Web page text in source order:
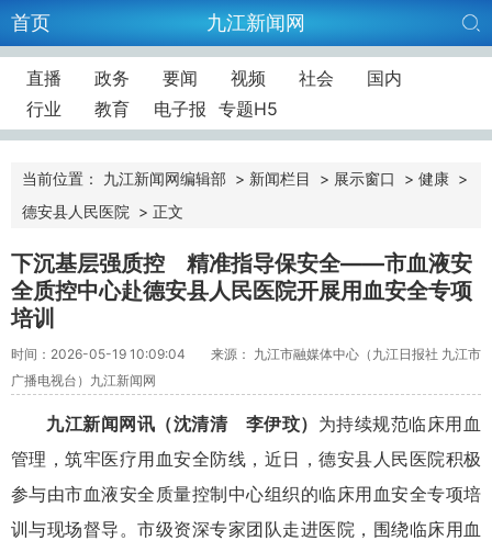
首页 九江新闻网
直播 政务 要闻 视频 社会
国内
行业
教育 电子报 专题H5
当前位置： 九江新闻网编辑部 > 新闻栏目 > 展示窗口 > 健康 >
德安县人民医院 > 正文
下沉基层强质控 精准指导保安全——市血液安
全质控中心赴德安县人民医院开展用血安全专项
培训
时间：2026-05-19 10:09:04
来源： 九江市融媒体中心（九江日报社 九江市
广播电视台）九江新闻网
九江新闻网讯 （沈清清 李伊玟） 为持续规范临床用血
管理，筑牢医疗用血安全防线，近日，德安县人民医院积极
参与由市血液安全质量控制中心组织的临床用血安全专项培
训与现场督导。市级资深专家团队走进医院，围绕临床用血